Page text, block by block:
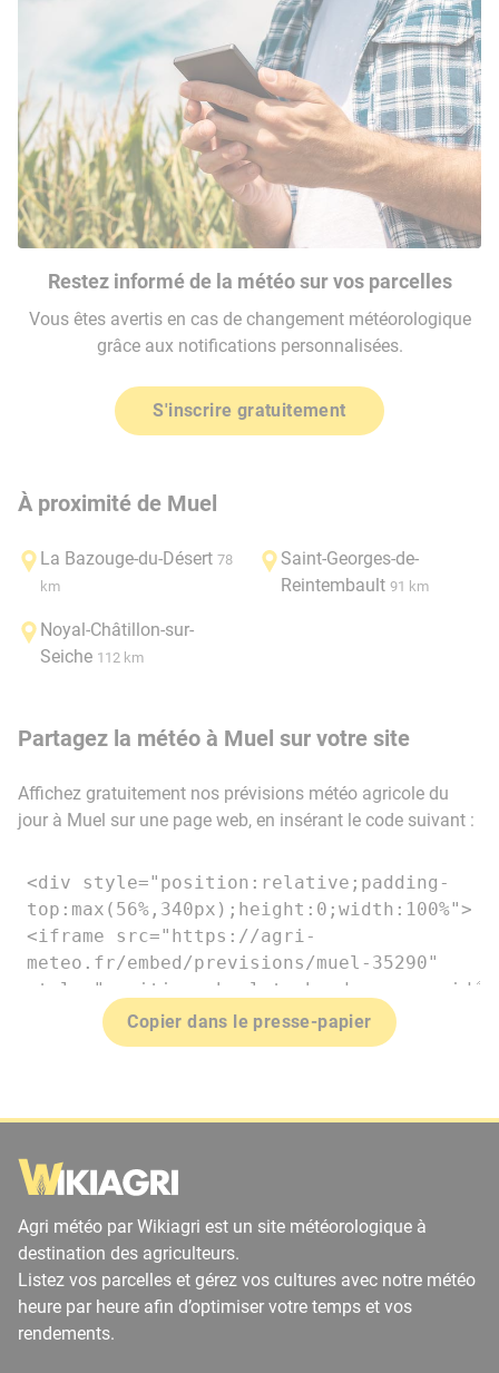
Restez informé de la météo sur vos parcelles
Vous êtes avertis en cas de changement météorologique
grâce aux notifications personnalisées.
S'inscrire gratuitement
À proximité de Muel
La Bazouge-du-Désert 78
km
Saint-Georges-de-
Reintembault 91 km
Noyal-Châtillon-sur-
Seiche 112 km
Partagez la météo à Muel sur votre site
Affichez gratuitement nos prévisions météo agricole du
jour à Muel sur une page web, en insérant le code suivant :
Copier dans le presse-papier
Agri météo par Wikiagri est un site météorologique à
destination des agriculteurs.
Listez vos parcelles et gérez vos cultures avec notre météo
heure par heure afin d’optimiser votre temps et vos
rendements.